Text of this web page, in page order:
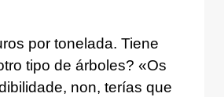
por tonelada. Tiene
tipo de árboles? «Os
non, terías que